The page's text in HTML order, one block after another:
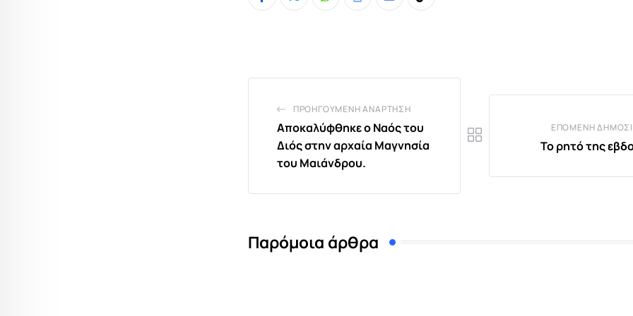
Whatsapp
Print
ShareTiktok
ΠΡΟΗΓΟΎΜΕΝΗ ΑΝΆΡΤΗΣΗ
Αποκαλύφθηκε ο Ναός του
Διός στην αρχαία Μαγνησία
του Μαιάνδρου.
ΕΠΌΜΕΝΗ
Το ρητό της
Παρόμοια άρθρα